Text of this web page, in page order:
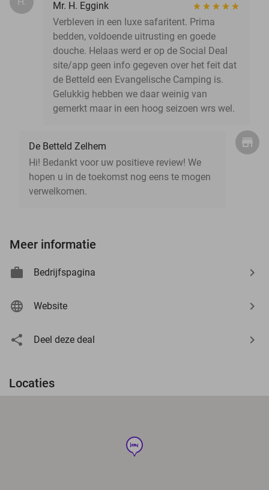
Mr. H. Eggink
Verbleven in een luxe safaritent. Prima
bedden, voldoende uitrusting en goede
douche. Helaas werd er op de Social Deal
site/app geen info gegeven over het feit dat
de Betteld een Evangelische Camping is.
Gelukkig hebben we daar weinig van
gemerkt maar in een hoog seizoen wrs wel.
De Betteld Zelhem
Hi! Bedankt voor uw positieve review! We
hopen u in de toekomst nog eens te mogen
verwelkomen.
Meer informatie
Bedrijfspagina
Website
Deel deze deal
Locaties
hotel